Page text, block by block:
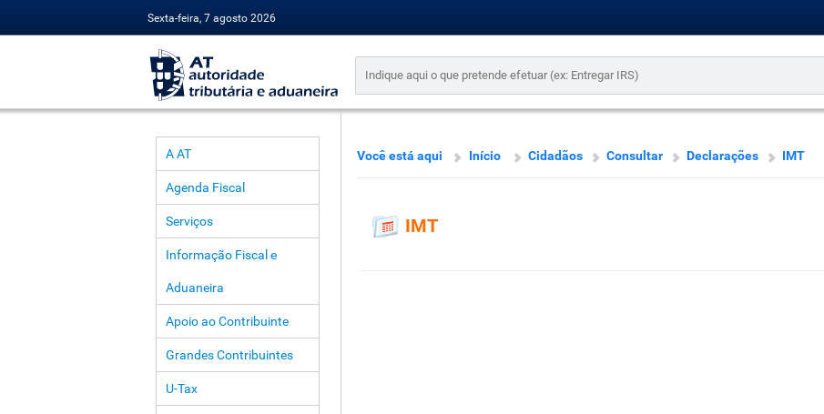
Sexta-feira, 7 agosto 2026
A AT
Agenda Fiscal
Serviços
Informação Fiscal e
Aduaneira
Apoio ao Contribuinte
Grandes Contribuintes
U-Tax
Você está aqui Início Cidadãos Consultar Declarações IMT
IMT